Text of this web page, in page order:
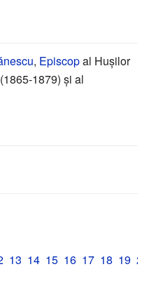
, Episcopal Hușilor
1879) și al
13 14 15 16 17 18 19 20